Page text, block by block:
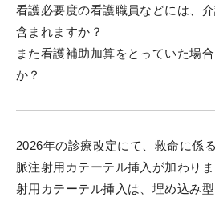
看護必要度の看護職員などには、
含まれますか？
また看護補助加算をとっていた場
か？
2026年の診療改定にて、救命に係
脈注射用カテーテル挿入が加わり
射用カテーテル挿入は、埋め込み